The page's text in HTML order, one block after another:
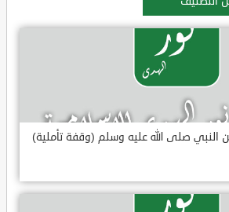
النبي صلى الله عليه وسلم (وقفة تأملية)